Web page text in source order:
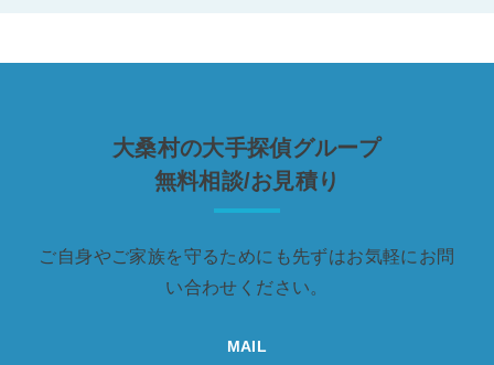
大桑村の大手探偵グループ
無料相談/お見積り
ご自身やご家族を守るためにも先ずはお気軽にお問
い合わせください。
MAIL